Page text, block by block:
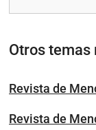
Otros
Revista de
Revista de